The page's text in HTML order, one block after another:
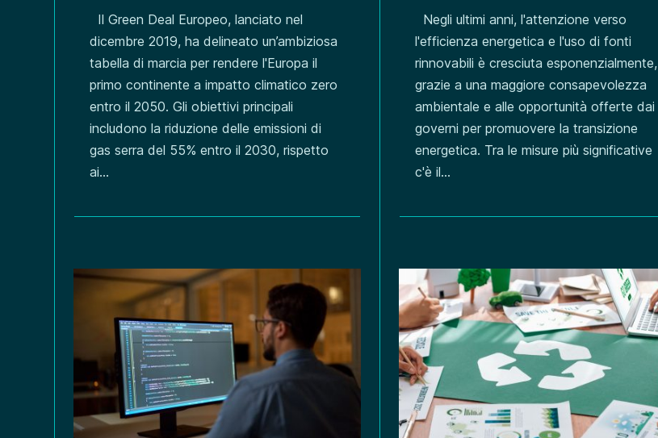
Il Green Deal Europeo, lanciato nel
dicembre 2019, ha delineato un’ambiziosa
tabella di marcia per rendere l'Europa il
primo continente a impatto climatico zero
entro il 2050. Gli obiettivi principali
includono la riduzione delle emissioni di
gas serra del 55% entro il 2030, rispetto
ai...
Negli ultimi anni, l'attenzione verso
l'efficienza energetica e l'uso di fonti
rinnovabili è cresciuta esponenzialmente,
grazie a una maggiore consapevolezza
ambientale e alle opportunità offerte dai
governi per promuovere la transizione
energetica. Tra le misure più significative
c'è il...